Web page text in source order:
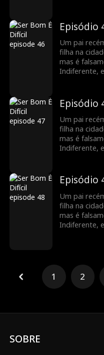
dela se
nome dele,
reunião
familiar
Episódio
Um pai
filha na
mas é
Indiferente,
dela se
nome dele,
reunião
familiar
Episódio
Um pai
filha na
mas é
Indiferente,
dela se
nome dele,
reunião
familiar
Episódio
Um pai
filha na
mas é
Indiferente,
nome dele,
reunião
familiar
1 2
SOBRE